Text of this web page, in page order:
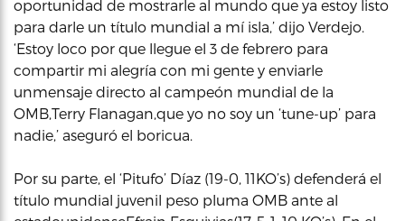
oportunidad de mostrarle al mundo que ya estoy listo
para darle un título mundial a mí isla,’ dijo Verdejo.
‘Estoy loco por que llegue el 3 de febrero para
compartir mi alegría con mi gente y enviarle
unmensaje directo al campeón mundial de la
OMB,Terry Flanagan,que yo no soy un ‘tune-up’ para
nadie,’ aseguró el boricua.
Por su parte, el ‘Pitufo’ Díaz (19-0, 11KO’s) defenderá el
título mundial juvenil peso pluma OMB ante al